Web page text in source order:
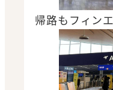
帰路もフィンエ